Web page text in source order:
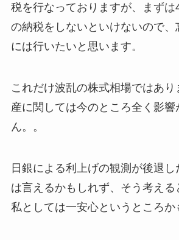
税を行なっておりますが、まずは
の納税をしないといけないので
には行いたいと思います。
これだけ波乱の株式相場ではあ
産に関しては今のところ全く影響
ん。。
日銀による利上げの観測が後退し
は言えるかもしれず、そう考え
私としては一安心というところか